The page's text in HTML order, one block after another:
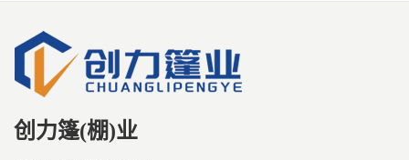
创力篷(棚)业